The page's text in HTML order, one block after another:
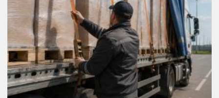
Топливо, масла и
автохимия
Дзен